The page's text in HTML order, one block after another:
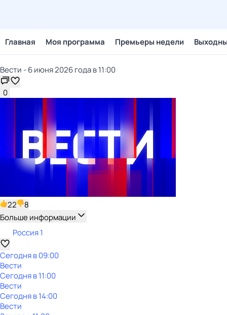
Главная Моя программа Премьеры недели
Вести - 6 июня 2026 года в 11:00
0
22
8
Больше информации
Россия 1
Сегодня в 09:00
Вести
Сегодня в 11:00
Вести
Сегодня в 14:00
Вести